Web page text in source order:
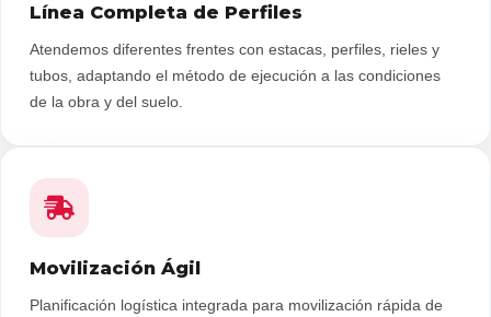
Línea Completa de Perfiles
Atendemos diferentes frentes con estacas, perfiles, rieles y
tubos, adaptando el método de ejecución a las condiciones
de la obra y del suelo.
Movilización Ágil
Planificación logística integrada para movilización rápida de